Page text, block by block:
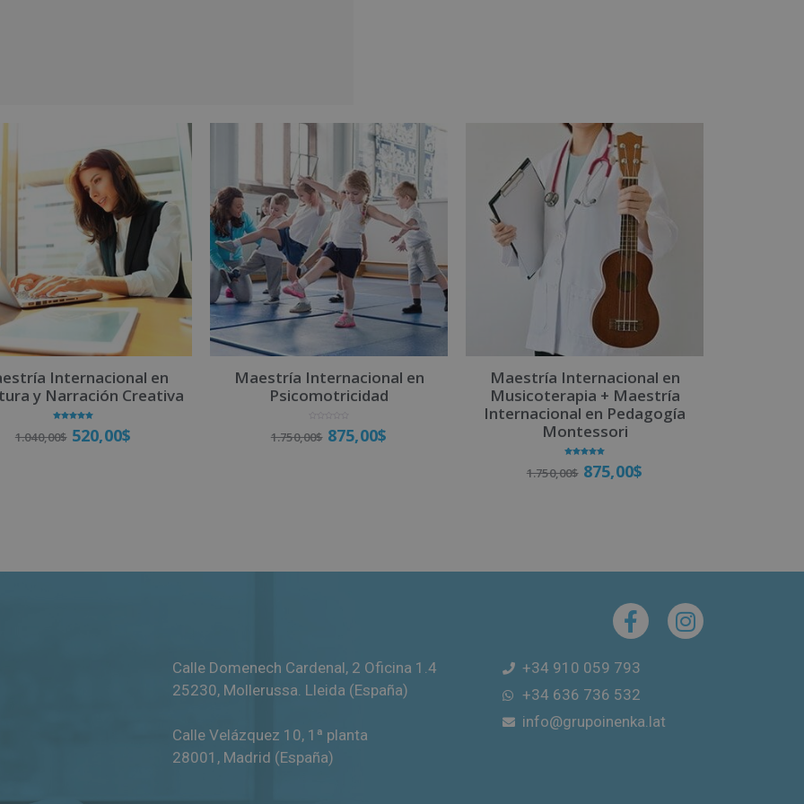
Internacional en
y Narración Creativa
con
5.00
1.040,00$ 520,00$
Maestría Internacional en
Psicomotricidad
a
l
1.750,00$ 875,00$
Maestría Internacional en
Musicoterapia + Maestría
Internacional en Pedagogía
Montessori
con
5.00
1.750,00$ 875,00$
Calle Domenech Cardenal, 2 Oficina 1.4
25230, Mollerussa. Lleida (España)
Calle Velázquez 10, 1ª planta
28001 , Madrid (España)
+34 910 059 793
+34 636 736 532
info@grupoinenka.lat